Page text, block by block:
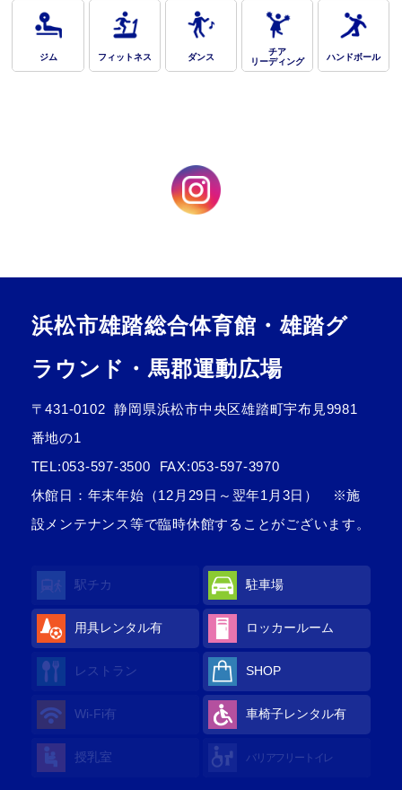
ジム フィットネス ダンス
チア
リーディング
ハンドボール
浜松市雄踏総合体育館・雄踏グ
ラウンド・馬郡運動広場
〒431-0102
静岡県浜松市中央区雄踏町宇布見9981
番地の1
TEL:053-597-3500
FAX:053-597-3970
休館日：年末年始（12月29日～翌年1月3日） ※施
設メンテナンス等で臨時休館することがございます。
駅チカ 駐車場
用具レンタル有 ロッカールーム
レストラン SHOP
Wi-Fi有 車椅子レンタル有
授乳室 バリアフリートイレ